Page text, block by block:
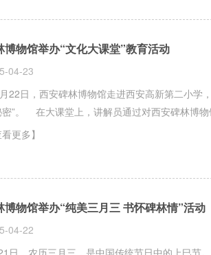
博物馆举办“文化大课堂”教育活动
04-23
22日，西安碑林博物馆走进西安高新第二小学
密”。 在大课堂上，讲解员通过对西安碑林博
看更多】
博物馆举办“纯美三月三 书怀碑林情”活动
04-22